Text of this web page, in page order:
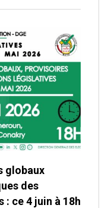
globaux
des
ce 4 juin à 18h